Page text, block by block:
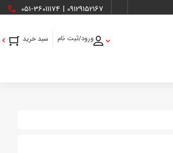
09129152167
|
051-36011174
ورود/ثبت نام